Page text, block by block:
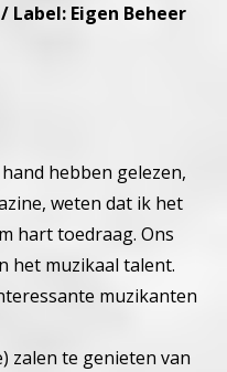
Label: Eigen Beheer
hebben gelezen,
weten dat ik het
hart toedraag. Ons
het muzikaal talent.
muzikanten
zalen te genieten van